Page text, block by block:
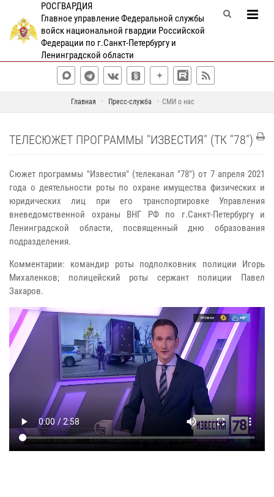
РОСГВАРДИЯ
Главное управление Федеральной службы
войск национальной гвардии Российской
Федерации по г.Санкт-Петербургу и
Ленинградской области
Главная Пресс-служба СМИ о нас
ТЕЛЕСЮЖЕТ ПРОГРАММЫ "ИЗВЕСТИЯ" (ТК "78")
Сюжет программы "Известия" (телеканал "78") от 7 апреля 2021
года о деятельности роты по охране имущества физических и
юридических лиц при его транспортировке Управления
вневедомственной охраны ВНГ РФ по г.Санкт-Петербургу и
Ленинградской области, посвященный дню образования
подразделения.
Комментарии: командир роты подполковник полиции Игорь
Михаленков; полицейский роты сержант полиции Павел
Захаров.